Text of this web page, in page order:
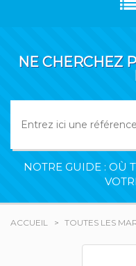
NE CHERCHEZ
NOTRE GUIDE : OÙ
ACCUEIL TOUTES LES